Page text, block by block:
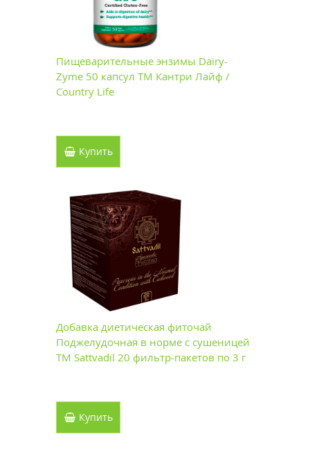
Пищеварительные энзимы Dairy-
Zyme 50 капсул ТМ Кантри Лайф /
Country Life
Купить
Добавка диетическая фиточай
Поджелудочная в норме с сушеницей
ТМ Sattvadil 20 фильтр-пакетов по 3 г
Купить